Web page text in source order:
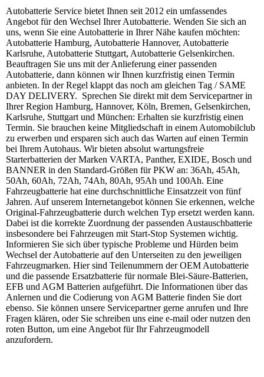
Autobatterie Service bietet Ihnen seit 2012 ein umfassendes
Angebot für den Wechsel Ihrer Autobatterie. Wenden Sie sich an
uns, wenn Sie eine Autobatterie in Ihrer Nähe kaufen möchten:
Autobatterie Hamburg, Autobatterie Hannover, Autobatterie
Karlsruhe, Autobatterie Stuttgart, Autobatterie Gelsenkirchen.
Beauftragen Sie uns mit der Anlieferung einer passenden
Autobatterie, dann können wir Ihnen kurzfristig einen Termin
anbieten. In der Regel klappt das noch am gleichen Tag / SAME
DAY DELIVERY. Sprechen Sie direkt mit dem Servicepartner in
Ihrer Region Hamburg, Hannover, Köln, Bremen, Gelsenkirchen,
Karlsruhe, Stuttgart und München: Erhalten sie kurzfristig einen
Termin. Sie brauchen keine Mitgliedschaft in einem Automobilclub
zu erwerben und ersparen sich auch das Warten auf einen Termin
bei Ihrem Autohaus. Wir bieten absolut wartungsfreie
Starterbatterien der Marken VARTA, Panther, EXIDE, Bosch und
BANNER in den Standard-Größen für PKW an: 36Ah, 45Ah,
50Ah, 60Ah, 72Ah, 74Ah, 80Ah, 95Ah und 100Ah. Eine
Fahrzeugbatterie hat eine durchschnittliche Einsatzzeit von fünf
Jahren. Auf unserem Internetangebot können Sie erkennen, welche
Original-Fahrzeugbatterie durch welchen Typ ersetzt werden kann.
Dabei ist die korrekte Zuordnung der passenden Austauschbatterie
insbesondere bei Fahrzeugen mit Start-Stop Systemen wichtig.
Informieren Sie sich über typische Probleme und Hürden beim
Wechsel der Autobatterie auf den Unterseiten zu den jeweiligen
Fahrzeugmarken. Hier sind Teilenummern der OEM Autobatterie
und die passende Ersatzbatterie für normale Blei-Säure-Batterien,
EFB und AGM Batterien aufgeführt. Die Informationen über das
Anlernen und die Codierung von AGM Batterie finden Sie dort
ebenso. Sie können unsere Servicepartner gerne anrufen und Ihre
Fragen klären, oder Sie schreiben uns eine e-mail oder nutzen den
roten Button, um eine Angebot für Ihr Fahrzeugmodell
anzufordern.